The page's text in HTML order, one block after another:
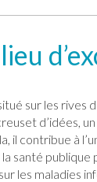
sur les rives
d’idées,
il contribue à
santé
les maladies